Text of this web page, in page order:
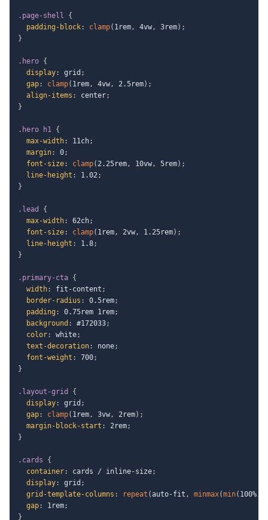
.page-shell
{
padding-block: clamp( 1rem, 4vw, 3rem) ;
}
.hero {
display: grid ;
gap: clamp( 1rem, 4vw, 2.5rem) ;
align-items : center;
}
.hero h1 {
max-width: 11ch;
margin: 0;
font-size: clamp( 2.25rem, 10vw, 5rem) ;
line-height : 1.02;
}
.lead
{
max-width: 62ch;
font-size: clamp( 1rem, 2vw, 1.25rem) ;
line-height : 1.8;
}
.primary-cta {
width: fit-content ;
border-radius : 0.5rem;
padding: 0.75rem 1rem;
background : #172033;
color: white;
text-decoration: none;
font-weight : 700;
}
.layout-grid
{
display: grid ;
gap: clamp( 1rem, 3vw, 2rem) ;
margin-block-start : 2rem;
}
.cards
{
container: cards / inline-size;
display: grid ;
grid-template-columns : repeat (auto-fit , minmax(min( 100%,
gap: 1rem;
}